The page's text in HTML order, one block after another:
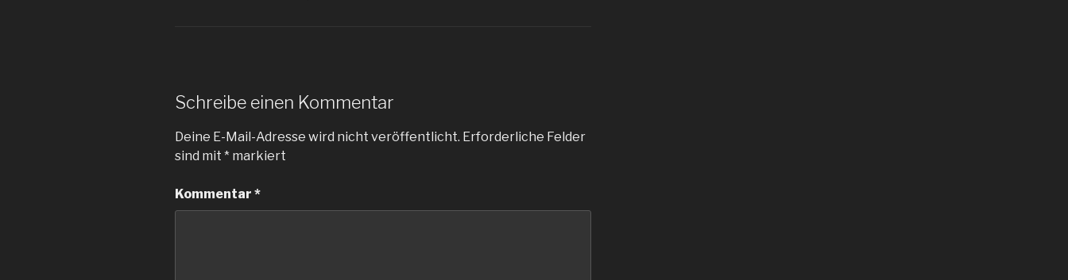
Schreibe einen Kommentar
Deine E-Mail-Adresse wird nicht veröffentlicht. Erforderliche Felder
sind mit * markiert
Kommentar *